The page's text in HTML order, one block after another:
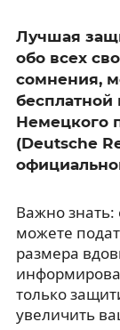
Лучшая
обо всех
сомнения,
бесплатной
Немецкого
(Deutsche
Важно
можете
размера
только
увеличить